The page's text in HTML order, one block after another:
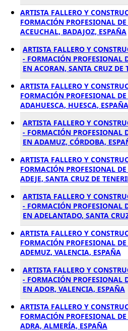
ARTISTA FALLERO Y
FORMACIÓN PROFESIONAL
ACEUCHAL, BADAJOZ, ESPAÑA
ARTISTA FALLERO Y
- FORMACIÓN PROFESIONAL
EN ACORAN, SANTA CRUZ DE
ARTISTA FALLERO Y
FORMACIÓN PROFESIONAL
ADAHUESCA, HUESCA, ESPAÑA
ARTISTA FALLERO Y
- FORMACIÓN PROFESIONAL
EN ADAMUZ, CÓRDOBA,
ARTISTA FALLERO Y
FORMACIÓN PROFESIONAL
ADEJE, SANTA CRUZ DE
ARTISTA FALLERO Y
- FORMACIÓN PROFESIONAL
EN ADELANTADO, SANTA
ARTISTA FALLERO Y
FORMACIÓN PROFESIONAL
ADEMUZ, VALENCIA, ESPAÑA
ARTISTA FALLERO Y
- FORMACIÓN PROFESIONAL
EN ADOR, VALENCIA, ESPAÑA
ARTISTA FALLERO Y
FORMACIÓN PROFESIONAL
ADRA, ALMERÍA, ESPAÑA